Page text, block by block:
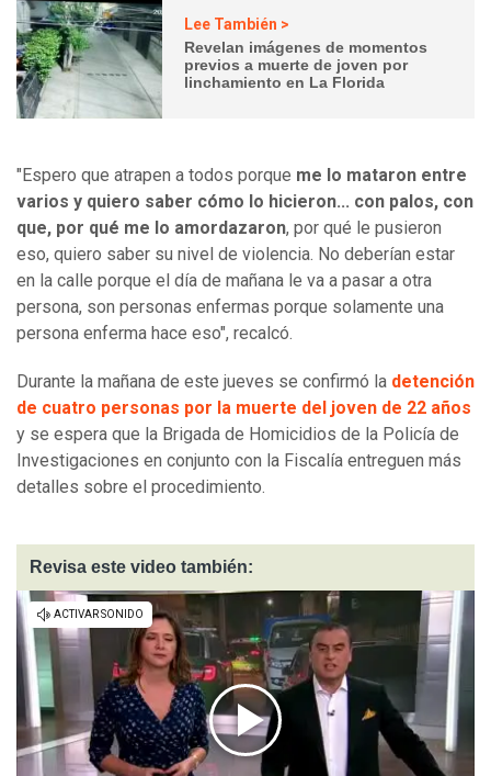
Lee También >
Revelan imágenes de momentos
previos a muerte de joven por
linchamiento en La Florida
"Espero que atrapen a todos porque me lo mataron entre
varios y quiero saber cómo lo hicieron... con palos, con
que, por qué me lo amordazaron, por qué le pusieron
eso, quiero saber su nivel de violencia. No deberían estar
en la calle porque el día de mañana le va a pasar a otra
persona, son personas enfermas porque solamente una
persona enferma hace eso", recalcó.
Durante la mañana de este jueves se confirmó la detención
de cuatro personas por la muerte del joven de 22 años
y se espera que la Brigada de Homicidios de la Policía de
Investigaciones en conjunto con la Fiscalía entreguen más
detalles sobre el procedimiento.
Revisa este video también: